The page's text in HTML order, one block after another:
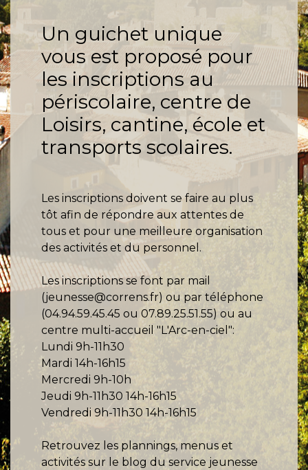
Un guichet unique
vous est proposé pour
les inscriptions au
périscolaire, centre de
Loisirs, cantine, école et
transports scolaires.
Les inscriptions doivent se faire au plus
tôt afin de répondre aux attentes de
tous et pour une meilleure organisation
des activités et du personnel.
Les inscriptions se font par mail
(jeunesse@correns.fr) ou par téléphone
(04.94.59.45.45 ou 07.89.25.51.55) ou au
centre multi-accueil "L'Arc-en-ciel":
Lundi 9h-11h30
Mardi 14h-16h15
Mercredi 9h-10h
Jeudi 9h-11h30 14h-16h15
Vendredi 9h-11h30 14h-16h15
Retrouvez les plannings, menus et
activités sur le blog du service jeunesse